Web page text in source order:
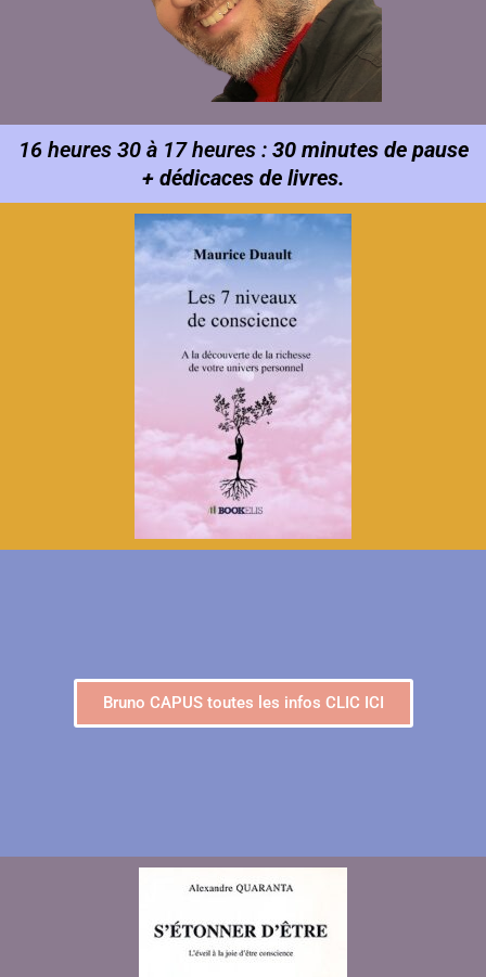
16 heures 30 à 17 heures : 30 minutes de pause
+ dédicaces de livres.
Bruno CAPUS toutes les infos CLIC ICI